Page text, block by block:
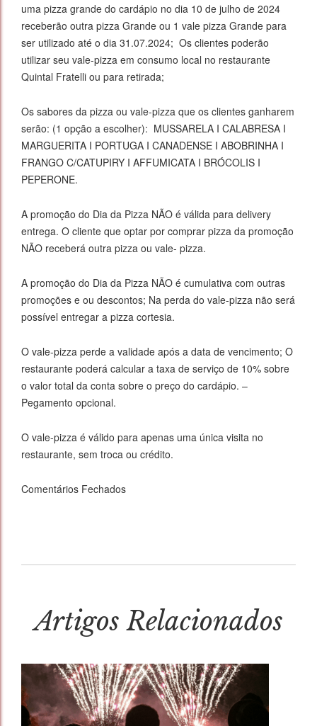
uma pizza grande do cardápio no dia 10 de julho de 2024
receberão outra pizza Grande ou 1 vale pizza Grande para
ser utilizado até o dia 31.07.2024; Os clientes poderão
utilizar seu vale-pizza em consumo local no restaurante
Quintal Fratelli ou para retirada;
Os sabores da pizza ou vale-pizza que os clientes ganharem
serão: (1 opção a escolher): MUSSARELA I CALABRESA I
MARGUERITA I PORTUGA I CANADENSE I ABOBRINHA I
FRANGO C/CATUPIRY I AFFUMICATA I BRÓCOLIS I
PEPERONE.
A promoção do Dia da Pizza NÃO é válida para delivery
entrega. O cliente que optar por comprar pizza da promoção
NÃO receberá outra pizza ou vale- pizza.
A promoção do Dia da Pizza NÃO é cumulativa com outras
promoções e ou descontos; Na perda do vale-pizza não será
possível entregar a pizza cortesia.
O vale-pizza perde a validade após a data de vencimento; O
restaurante poderá calcular a taxa de serviço de 10% sobre
o valor total da conta sobre o preço do cardápio. –
Pegamento opcional.
O vale-pizza é válido para apenas uma única visita no
restaurante, sem troca ou crédito.
Comentários Fechados
Artigos Relacionados